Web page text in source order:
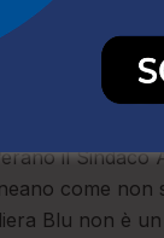
in provincia di
della
il
come
Blu non è